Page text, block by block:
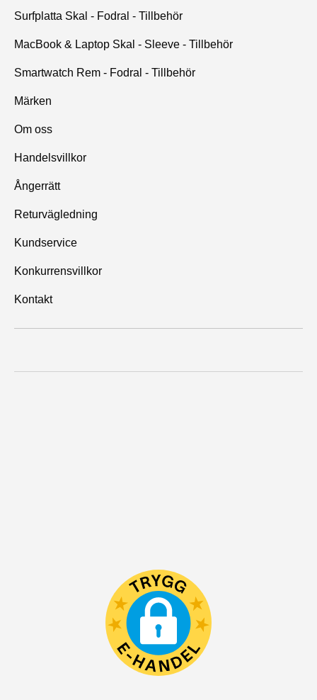
Surfplatta Skal - Fodral - Tillbehör
MacBook & Laptop Skal - Sleeve - Tillbehör
Smartwatch Rem - Fodral - Tillbehör
Märken
Om oss
Handelsvillkor
Ångerrätt
Returvägledning
Kundservice
Konkurrensvillkor
Kontakt